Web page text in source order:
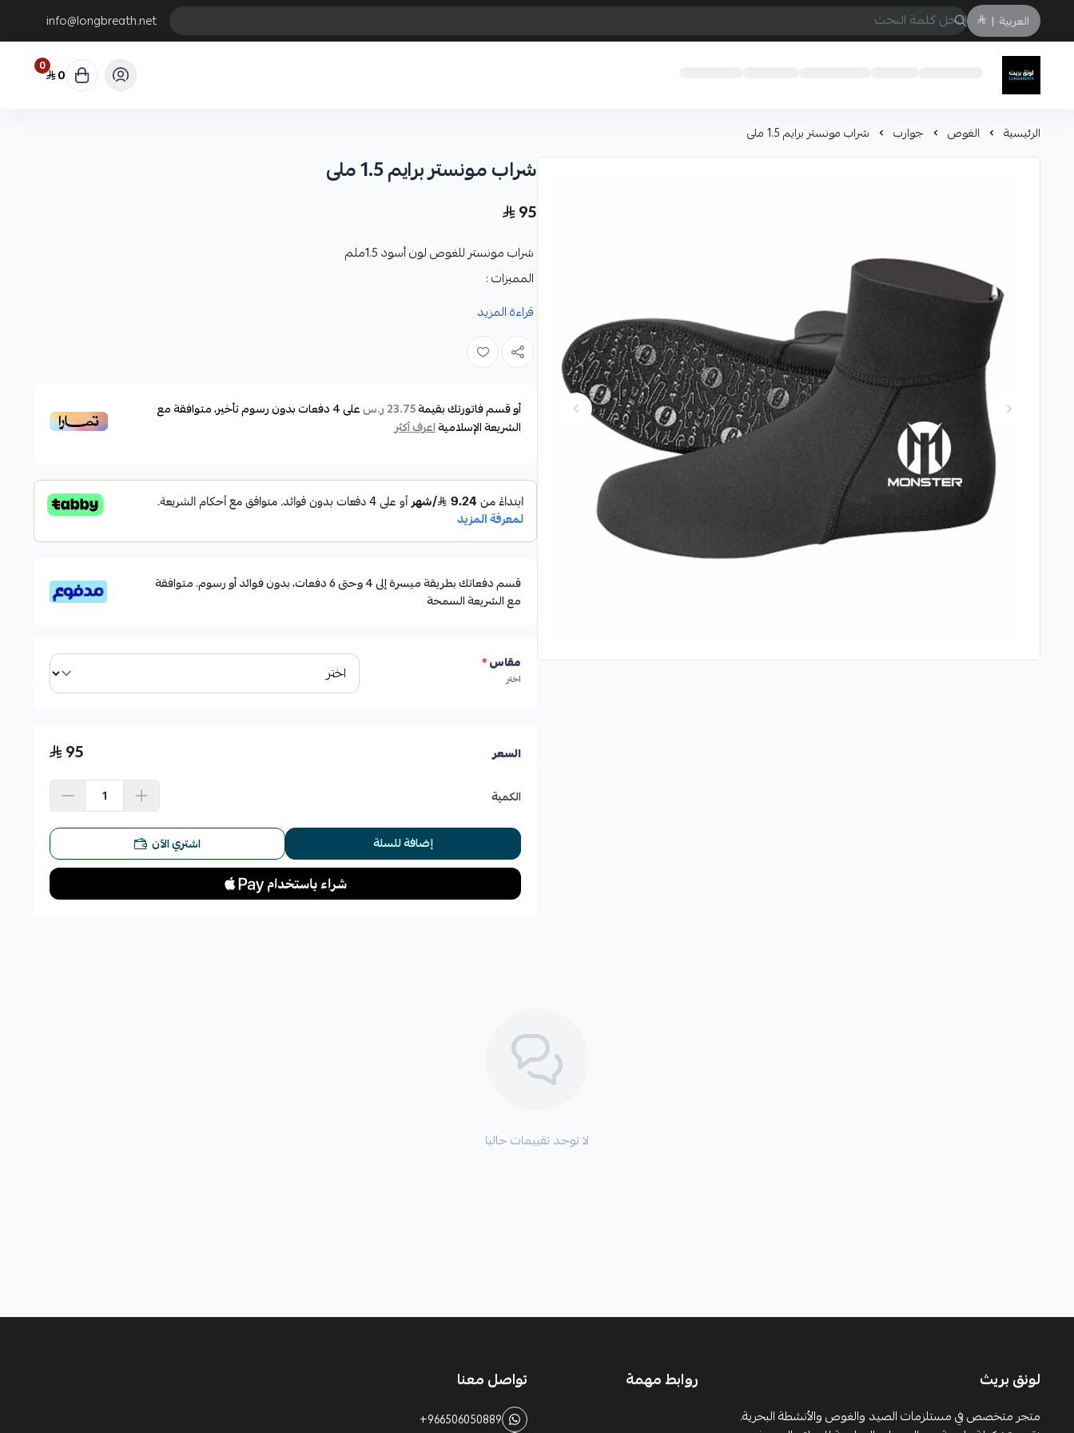
العربية |
info@longbreath.net
لونق بريث
0 0
الرئيسية الغوص جوارب شراب مونستر برايم 1.5 ملى
شراب مونستر برايم 1.5 ملى
95
شراب مونستر للغوص لون أسود 1.5ملم
المميزات :
مصنوع من أجود النواع النيوبرين الكوري
سماكة 1.5 ملم مناسبة لطلبات عملائنا
الشراب يحمي الرجول من احتكاك الجلد المباشر بربر الفوت بوكت
متوفر بعدة مقاسات
قراءة المزيد
أو قسم فاتورتك بقيمة23.75 ر.س على4دفعات بدون رسوم تأخير، متوافقة مع
الشريعة الإسلاميةاعرف أكثر
قسم دفعاتك بطريقة ميسرة إلى 4 وحتى 6 دفعات، بدون فوائد أو رسوم. متوافقة
مع الشريعة السمحة
مقاس*
اختر
السعر 95
الكمية
إضافة للسلة اشتري الآن
لا توجد تقييمات حاليا
لونق بريث
متجر متخصص في مستلزمات الصيد والغوص والأنشطة البحرية.
روابط مهمة تواصل معنا
+966506050889